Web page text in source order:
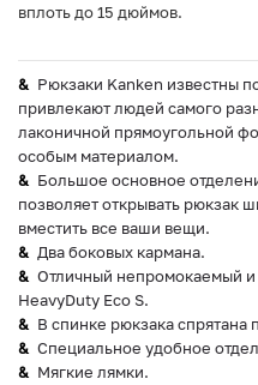
вплоть до 15 дюймов.
Рюкзаки Kanken известны
привлекают людей самого
лаконичной прямоугольной
особым материалом.
Большое основное
позволяет открывать рюкзак
вместить все ваши вещи.
Два боковых кармана.
Отличный непромокаемый и
HeavyDuty Eco S.
В спинке рюкзака
Специальное удобное
Мягкие лямки.